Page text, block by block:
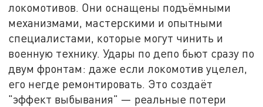
локомотивов. Они оснащены подъёмными
механизмами, мастерскими и опытными
специалистами, которые могут чинить и
военную технику. Удары по депо бьют сразу по
двум фронтам: даже если локомотив уцелел,
его негде ремонтировать. Это создаёт
"эффект выбывания" — реальные потери